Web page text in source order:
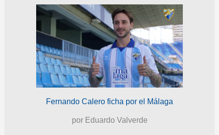
Fernando Calero ficha por el Málaga
por Eduardo Valverde